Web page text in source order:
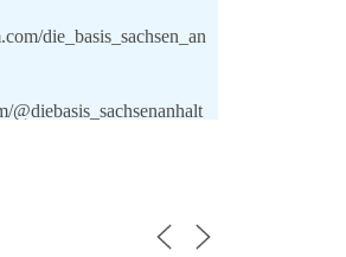
die_basis_sachsen_an